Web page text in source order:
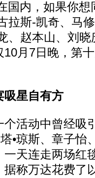
内，如果你想
拉斯-凯奇、马
、赵本山、刘
月7日晚，第
吸星自有方
活动中曾经吸
•琼斯、章子怡
天连走两场红
称万达花费了